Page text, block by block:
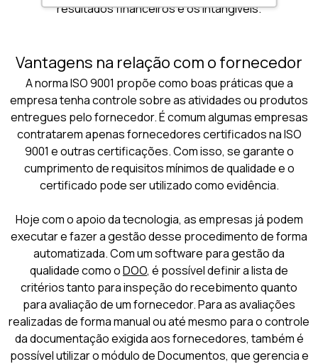
resultados financeiros e os intangíveis.
Vantagens na relação com o fornecedor
A norma ISO 9001 propõe como boas práticas que a
empresa tenha controle sobre as atividades ou produtos
entregues pelo fornecedor. É comum algumas empresas
contratarem apenas fornecedores certificados na ISO
9001 e outras certificações. Com isso, se garante o
cumprimento de requisitos mínimos de qualidade e o
certificado pode ser utilizado como evidência.
Hoje com o apoio da tecnologia, as empresas já podem
executar e fazer a gestão desse procedimento de forma
automatizada. Com um software para gestão da
qualidade como oDOO, é possível definir a lista de
critérios tanto para inspeção do recebimento quanto
para avaliação de um fornecedor. Para as avaliações
realizadas de forma manual ou até mesmo para o controle
da documentação exigida aos fornecedores, também é
possível utilizar o módulo de Documentos, que gerencia e